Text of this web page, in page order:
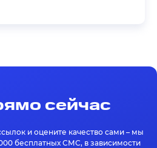
сейчас
и оцените качество сами – мы
бесплатных СМС, в зависимости